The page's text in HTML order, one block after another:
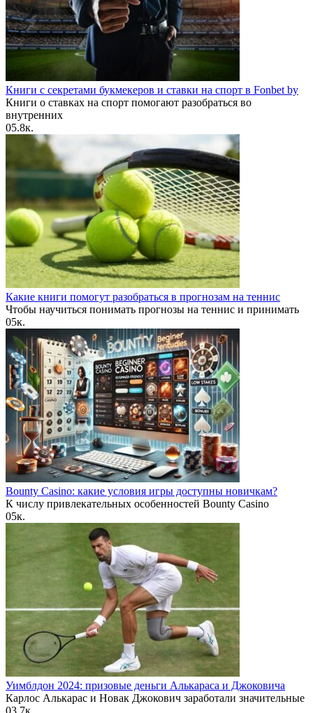
Книги с секретами букмекеров и ставки на спорт в Fonbet by
Книги о ставках на спорт помогают разобраться во
внутренних
05.8к.
Какие книги помогут разобраться в прогнозам на теннис
Чтобы научиться понимать прогнозы на теннис и принимать
05к.
Bounty Casino: какие условия игры доступны новичкам?
К числу привлекательных особенностей Bounty Casino
05к.
Уимблдон 2024: призовые деньги Алькараса и Джоковича
Карлос Алькарас и Новак Джокович заработали значительные